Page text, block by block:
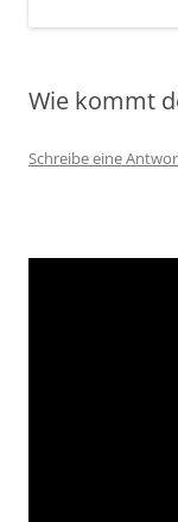
Wie kommt
Schreibe eine